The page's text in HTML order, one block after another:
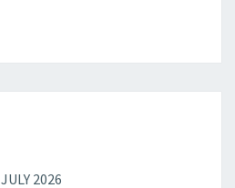
JULY 2026